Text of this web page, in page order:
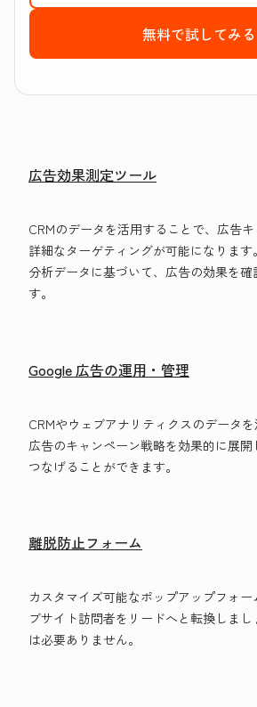
無料で試してみる
広告効果測定ツール
CRMのデータを活用することで、広告
詳細なターゲティングが可能になりま
分析データに基づいて、広告の効果を
す。
Google 広告の運用・管理
CRMやウェブアナリティクスのデータ
広告のキャンペーン戦略を効果的に展
つなげることができます。
離脱防止フォーム
カスタマイズ可能なポップアップフォ
ブサイト訪問者をリードへと転換しま
は必要ありません。